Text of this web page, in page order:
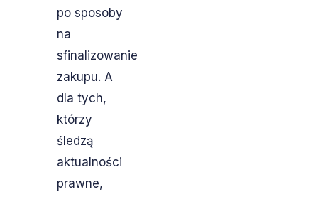
po sposoby
na
sfinalizowanie
zakupu. A
dla tych,
którzy
śledzą
aktualności
prawne,